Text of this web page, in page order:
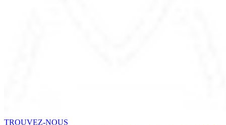
TROUVEZ-NOUS